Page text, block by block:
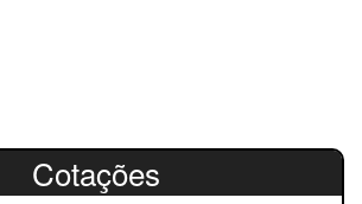
Cotações